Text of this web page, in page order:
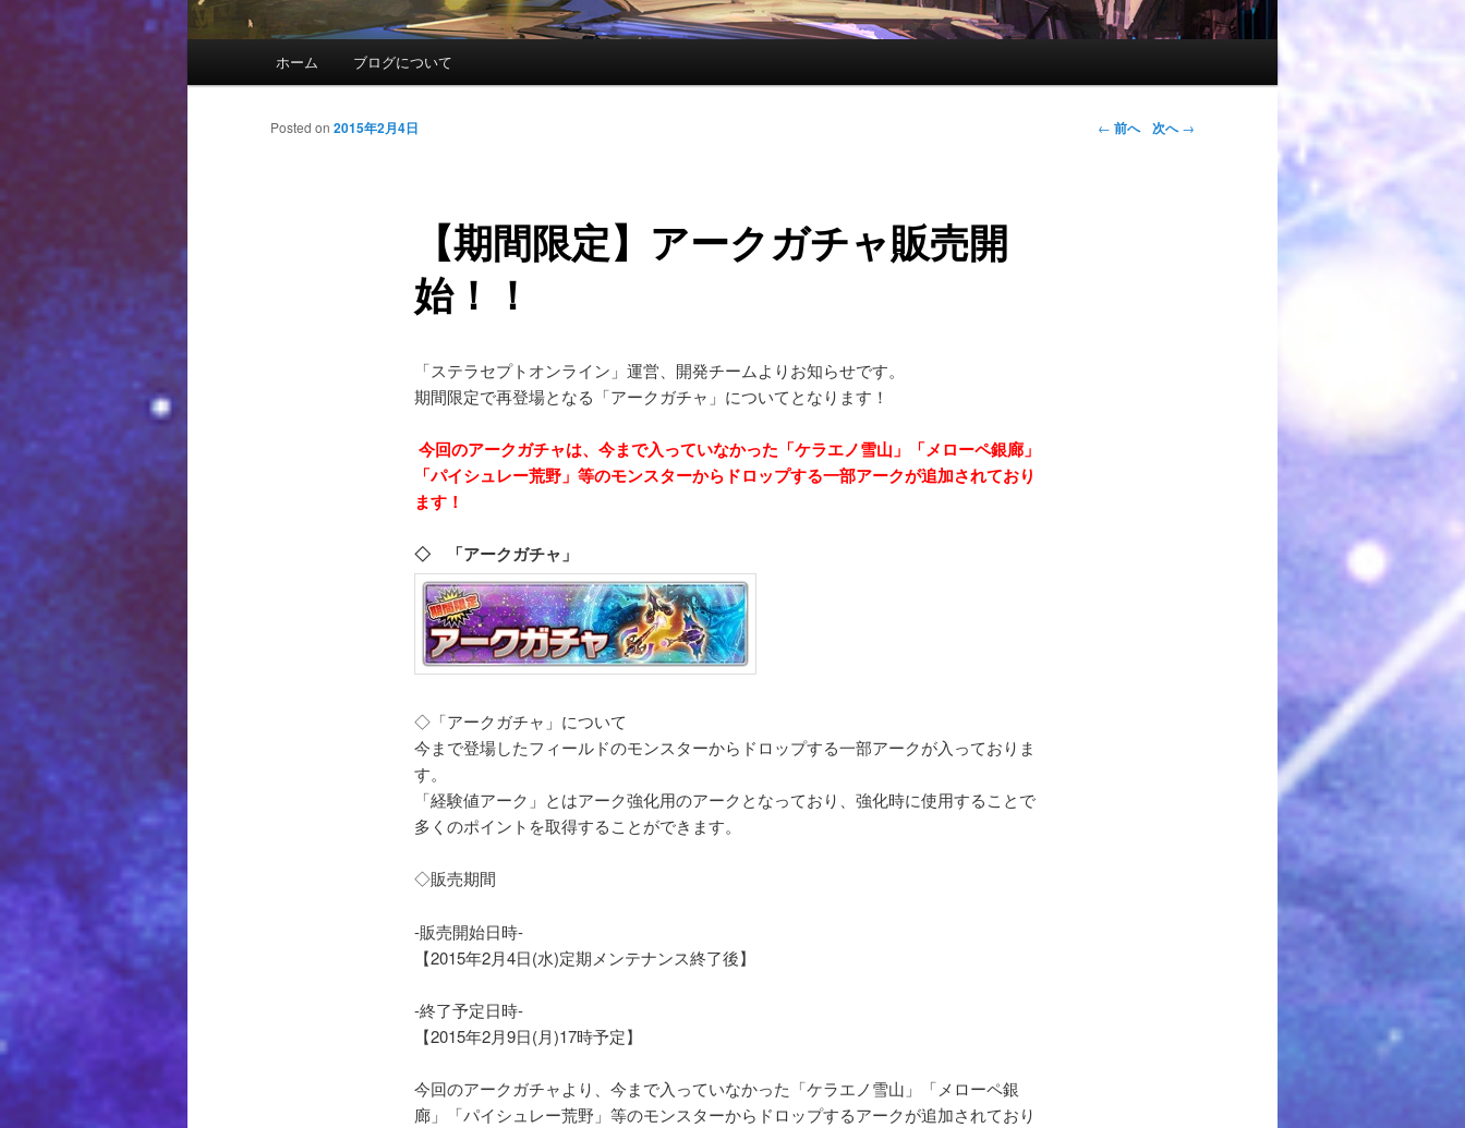
メインコンテンツへ移動
サブコンテンツへ移動
ホーム ブログについて
投稿ナビゲーション ← 前へ 次へ→
【期間限定】アークガチャ販売開
始！！
Posted on 2015年2月4日
「ステラセプトオンライン」運営、開発チームよりお知らせです。
期間限定で再登場となる「アークガチャ」についてとなります！
今回のアークガチャは、今まで入っていなかった「ケラエノ雪山」「メローペ銀廊」
「パイシュレー荒野」等のモンスターからドロップする一部アークが追加されており
ます！
◇ 「アークガチャ」
◇「アークガチャ」について
今まで登場したフィールドのモンスターからドロップする一部アークが入っておりま
す。
「経験値アーク」とはアーク強化用のアークとなっており、強化時に使用することで
多くのポイントを取得することができます。
◇販売期間
-販売開始日時-
【2015年2月4日(水)定期メンテナンス終了後】
-終了予定日時-
【2015年2月9日(月)17時予定】
今回のアークガチャより、今まで入っていなかった「ケラエノ雪山」「メローペ銀
廊」「パイシュレー荒野」等のモンスターからドロップするアークが追加されており